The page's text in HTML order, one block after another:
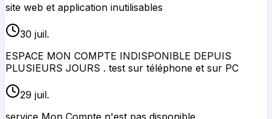
site web et application inutilisables
30 juil.
ESPACE MON COMPTE INDISPONIBLE DEPUIS
PLUSIEURS JOURS . test sur téléphone et sur PC
29 juil.
service Mon Compte n'est pas disponible